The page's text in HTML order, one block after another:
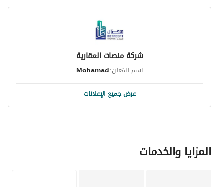
شركة منصات العقارية
اسم المُعلن:Mohamad
عرض جميع الإعلانات
المزايا والخدمات